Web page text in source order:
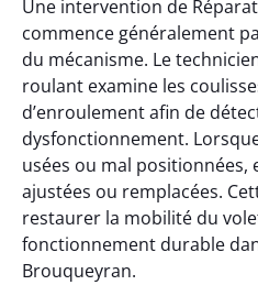
Une intervention de
commence généralement
du mécanisme. Le
roulant examine les
d’enroulement afin de
dysfonctionnement.
usées ou mal positionnées,
ajustées ou remplacées.
restaurer la mobilité du
fonctionnement durable
Brouqueyran.